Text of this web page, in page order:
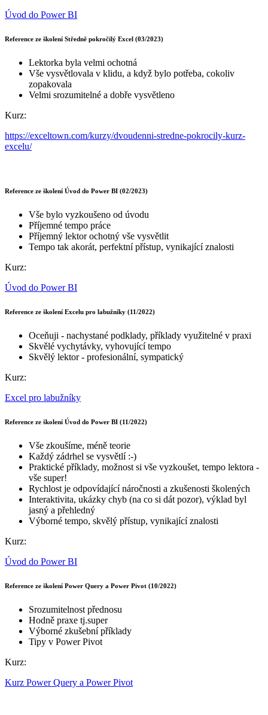
Úvod do Power BI
Reference ze školení Středně pokročilý Excel (03/2023)
Lektorka byla velmi ochotná
Vše vysvětlovala v klidu, a když bylo potřeba, cokoliv
zopakovala
Velmi srozumitelné a dobře vysvětleno
Kurz:
https://exceltown.com/kurzy/dvoudenni-stredne-pokrocily-kurz-
excelu/
Reference ze školení Úvod do Power BI (02/2023)
Vše bylo vyzkoušeno od úvodu
Příjemné tempo práce
Příjemný lektor ochotný vše vysvětlit
Tempo tak akorát, perfektní přístup, vynikající znalosti
Kurz:
Úvod do Power BI
Reference ze školení Excelu pro labužníky (11/2022)
Oceňuji - nachystané podklady, příklady využitelné v praxi
Skvělé vychytávky, vyhovující tempo
Skvělý lektor - profesionální, sympatický
Kurz:
Excel pro labužníky
Reference ze školení Úvod do Power BI (11/2022)
Vše zkoušíme, méně teorie
Každý zádrhel se vysvětlí :-)
Praktické příklady, možnost si vše vyzkoušet, tempo lektora -
vše super!
Rychlost je odpovídající náročnosti a zkušenosti školených
Interaktivita, ukázky chyb (na co si dát pozor), výklad byl
jasný a přehledný
Výborné tempo, skvělý přístup, vynikající znalosti
Kurz:
Úvod do Power BI
Reference ze školení Power Query a Power Pivot (10/2022)
Srozumitelnost přednosu
Hodně praxe tj.super
Výborné zkušební příklady
Tipy v Power Pivot
Kurz:
Kurz Power Query a Power Pivot